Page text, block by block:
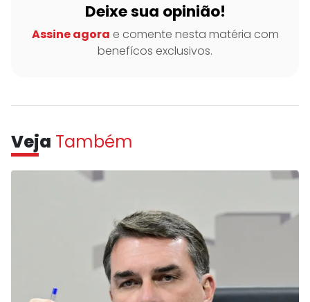
Deixe sua opinião!
Assine agora e comente nesta matéria com
benefícos exclusivos.
Veja Também